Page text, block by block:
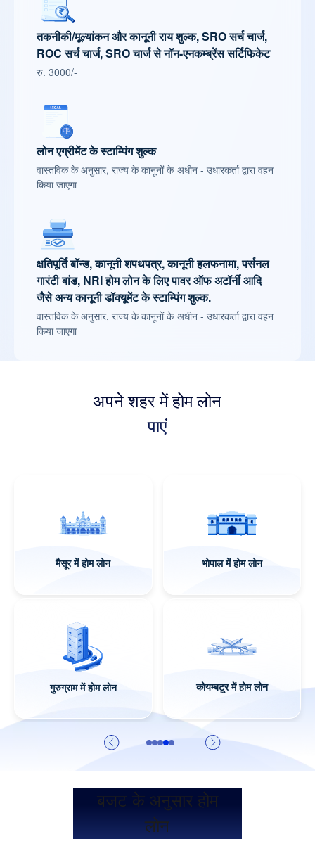
तकनीकी/मूल्यांकन और कानूनी राय शुल्क, SRO सर्च चार्ज,
ROC सर्च चार्ज, SRO चार्ज से नॉन-एनकम्ब्रेंस सर्टिफिकेट
रु. 3000/-
लोन एग्रीमेंट के स्टाम्पिंग शुल्क
वास्तविक के अनुसार, राज्य के कानूनों के अधीन - उधारकर्ता द्वारा वहन
किया जाएगा
क्षतिपूर्ति बॉन्ड, कानूनी शपथपत्र, कानूनी हलफनामा, पर्सनल
गारंटी बांड, NRI होम लोन के लिए पावर ऑफ अटॉर्नी आदि
जैसे अन्य कानूनी डॉक्यूमेंट के स्टाम्पिंग शुल्क.
वास्तविक के अनुसार, राज्य के कानूनों के अधीन - उधारकर्ता द्वारा वहन
किया जाएगा
अपने शहर में होम लोन
पाएं
सूरत में होम लोन पटना में होम लोन
गाज़ियाबाद में होम लोन
बजट के अनुसार होम
लोन